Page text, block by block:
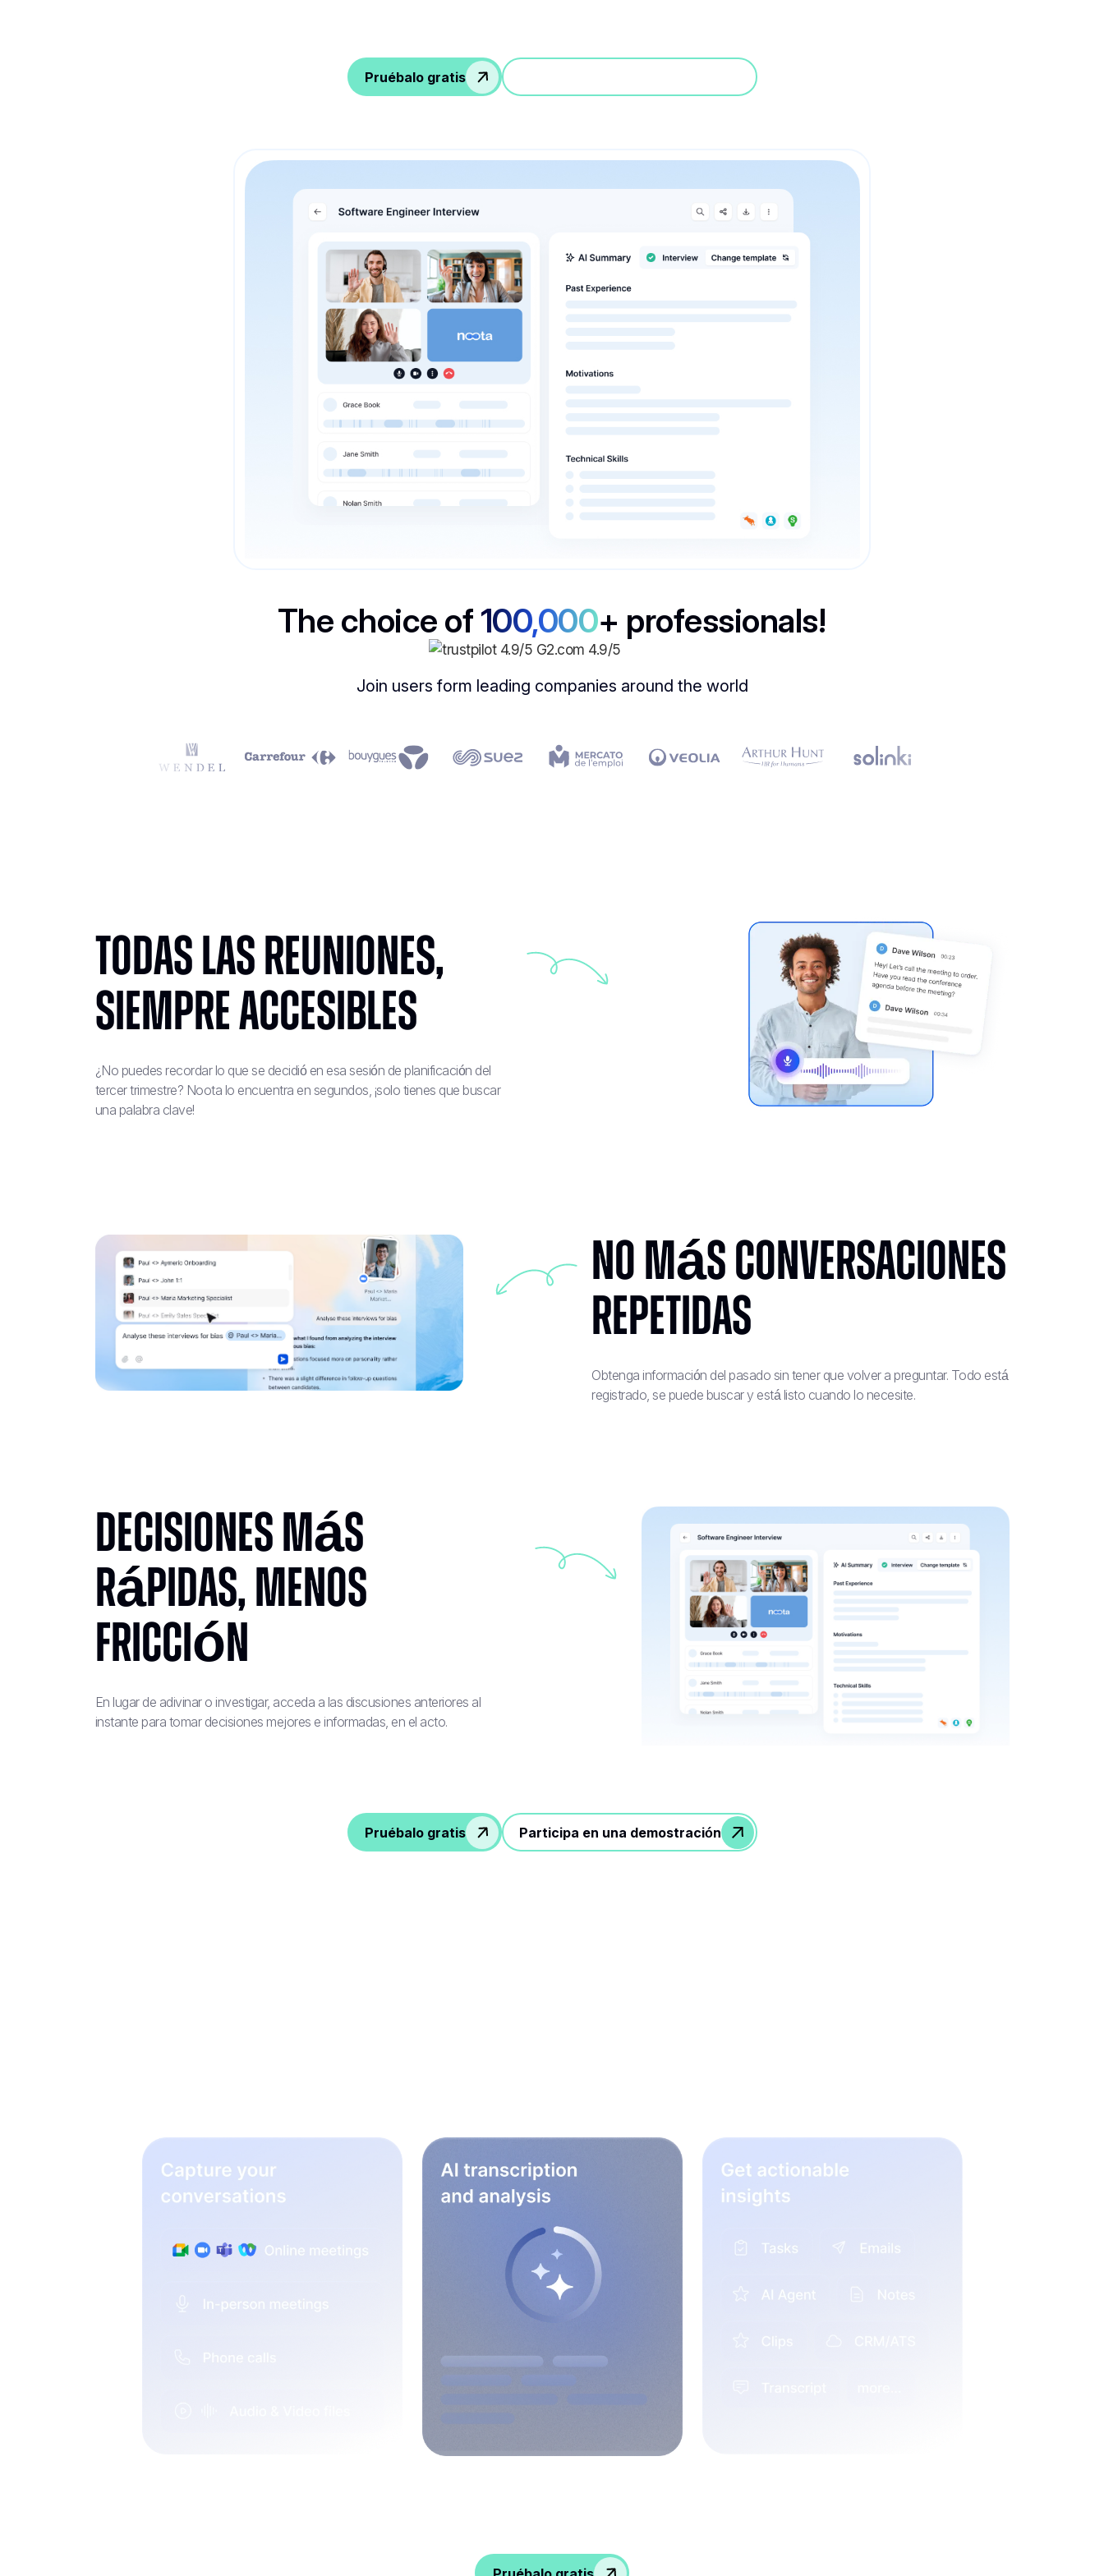
Pruébalo gratis
The choice of 100,000+ professionals!
Join users form leading companies around the world
Todas las reuniones,
siempre accesibles
¿No puedes recordar lo que se decidió en esa sesión de planificación del
tercer trimestre? Noota lo encuentra en segundos, ¡solo tienes que buscar
una palabra clave!
No más conversaciones
repetidas
Obtenga información del pasado sin tener que volver a preguntar. Todo está
registrado, se puede buscar y está listo cuando lo necesite.
Decisiones más
rápidas, menos
fricción
En lugar de adivinar o investigar, acceda a las discusiones anteriores al
instante para tomar decisiones mejores e informadas, en el acto.
Pruébalo gratis Participa en una demostración